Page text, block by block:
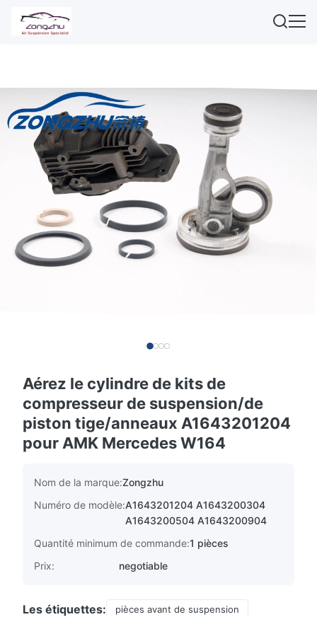
Aérez le cylindre de kits de
compresseur de suspension/de
piston tige/anneaux A1643201204
pour AMK Mercedes W164
Nom de la marque:Zongzhu
Numéro de modèle:A1643201204 A1643200304
A1643200504 A1643200904
Quantité minimum de commande:1 pièces
Prix:
negotiable
Les étiquettes:
pièces avant de suspension